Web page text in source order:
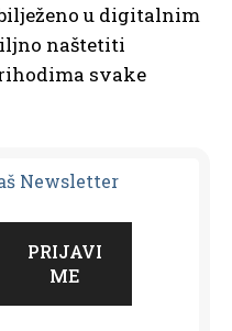
u digitalnim
naštetiti
svake
Newsletter